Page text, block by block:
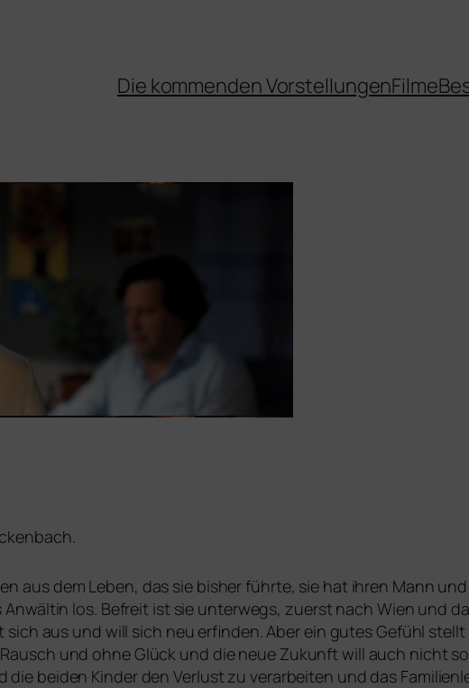
Die kommenden VorstellungenFilme
aus dem Leben, das sie bis­her führ­te, sie hat ihren Mann
los. Befreit ist sie unter­wegs, zuerst nach Wien und
aus und will sich neu erfin­den. Aber ein gutes Gefühl
und ohne Glück und die neue Zukunft will auch nicht
die bei­den Kinder den Verlust zu ver­ar­bei­ten und das